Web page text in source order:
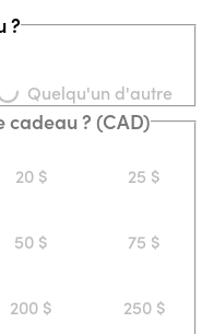
?
Quelqu'un d'autre
cadeau ? (CAD)
20 $ 25 $
50 $ 75 $
200 $ 250 $